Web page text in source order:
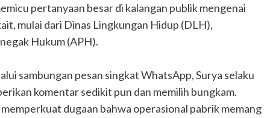
pertanyaan besar di kalangan publik mengenai
mulai dari Dinas Lingkungan Hidup (DLH),
Hukum (APH).
sambungan pesan singkat WhatsApp, Surya selaku
komentar sedikit pun dan memilih bungkam.
dugaan bahwa operasional pabrik memang